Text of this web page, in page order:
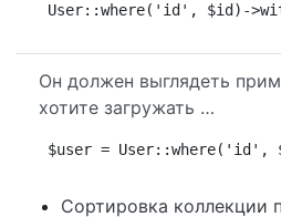
User::where('id', $id)-
Он должен выглядеть
хотите загружать …
$user =
Сортировка коллекции